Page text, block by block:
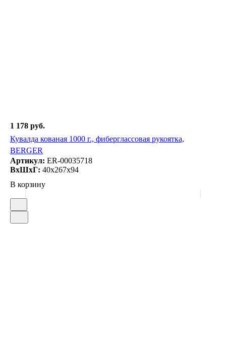
1 178 руб.
Кувалда кованая 1000 г., фиберглассовая рукоятка,
BERGER
Артикул: ER-00035718
ВxШxГ: 40x267x94
В корзину